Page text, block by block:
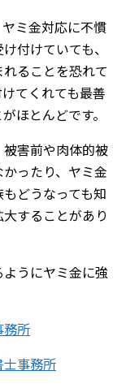
ミ金対応に不慣
付けていても、
ることを恐れて
てくれても最善
ほとんどです。
害前や肉体的被
ったり、ヤミ金
どうなっても知
することがあり
うにヤミ金に強
務所
士事務所